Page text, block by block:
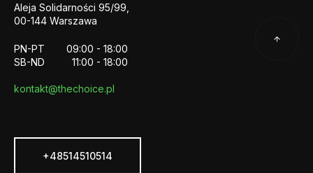
Aleja Solidarności 95/99,
00-144 Warszawa
PN-PT
09:00 - 18:00
SB-ND
11:00 - 18:00
kontakt@thechoice.pl
+48514510514